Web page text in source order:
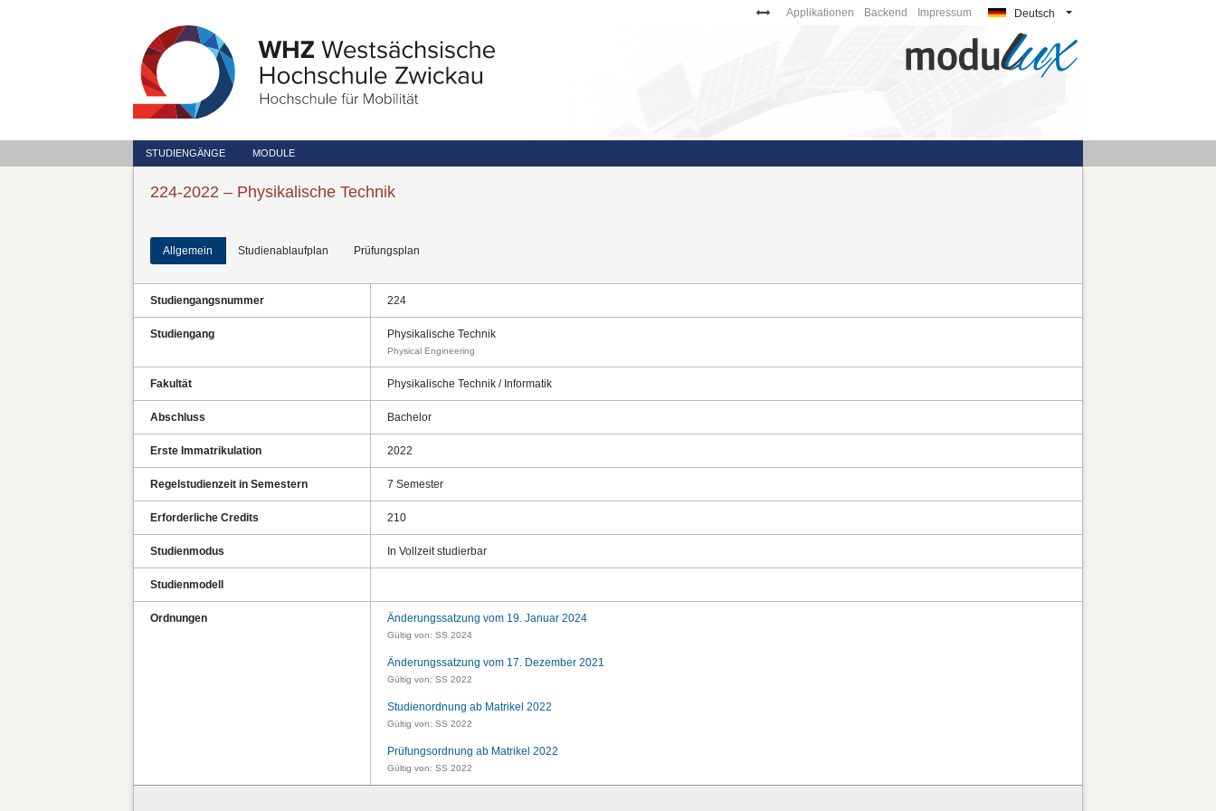
Deutsch
Applikationen Backend Impressum
STUDIENGÄNGE MODULE
224-2022 – Physikalische Technik
Allgemein Studienablaufplan Prüfungsplan
Studiengangsnummer 224
Studiengang Physikalische Technik
Physical Engineering
Fakultät Physikalische Technik / Informatik
Abschluss Bachelor
Erste Immatrikulation 2022
Regelstudienzeit in Semestern 7 Semester
Erforderliche Credits 210
Studienmodus In Vollzeit studierbar
Studienmodell
Ordnungen Änderungssatzung vom 19. Januar 2024
Gültig von: SS 2024
Änderungssatzung vom 17. Dezember 2021
Gültig von: SS 2022
Studienordnung ab Matrikel 2022
Gültig von: SS 2022
Prüfungsordnung ab Matrikel 2022
Gültig von: SS 2022